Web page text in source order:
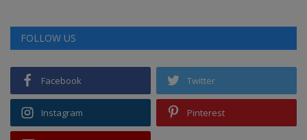
FOLLOW US
Facebook Twitter
Instagram Pinterest